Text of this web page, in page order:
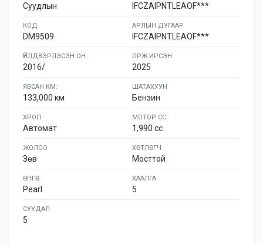
Суудлын IFCZAIPNTLEAOF***
КОД
DM9509
АРЛЫН ДУГААР
IFCZAIPNTLEAOF***
ҮЙЛДВЭРЛЭСЭН ОН
2016/
ОРЖ ИРСЭН:
2025
ЯВСАН КМ:
133,000 км
ШАТАХУУН
Бензин
ХРОП
Автомат
МОТОР СС
1,990 cc
ЖОЛОО
Зөв
ХӨТЛӨГЧ
Мосттой
ӨНГӨ
Pearl
ХААЛГА
5
СУУДАЛ
5